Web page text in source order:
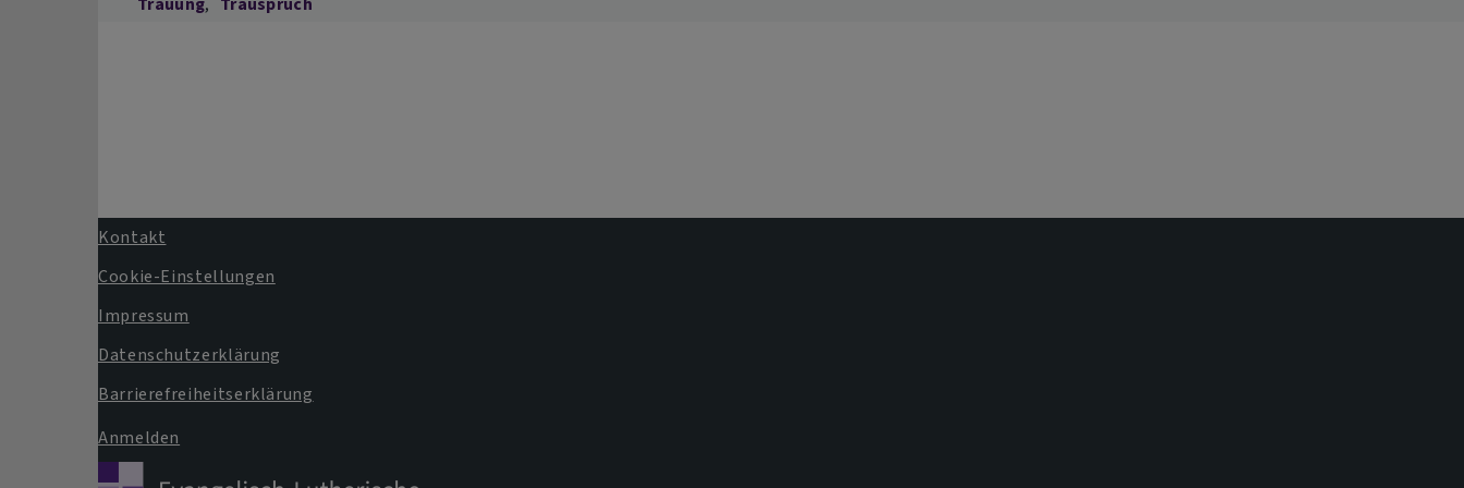
Fußbereichsmenü
Kontakt
Cookie-Einstellungen
Impressum
Datenschutzerklärung
Barrierefreiheitserklärung
Anmelden